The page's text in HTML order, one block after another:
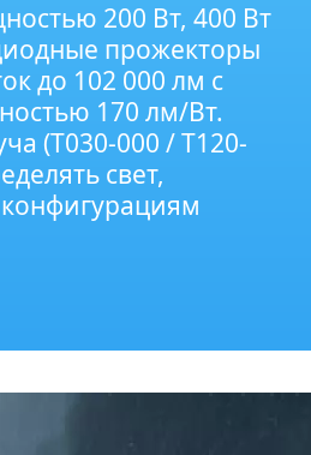
200 Вт, 400 Вт
прожекторы
до 102 000 лм с
170 лм/Вт.
(T030-000 / T120-
свет,